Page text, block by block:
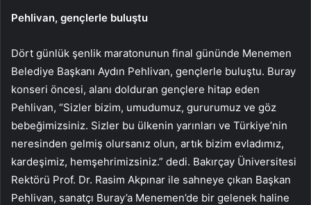
Pehlivan, gençlerle buluştu
Dört günlük şenlik maratonunun final gününde Menemen
Belediye Başkanı Aydın Pehlivan, gençlerle buluştu. Buray
konseri öncesi, alanı dolduran gençlere hitap eden
Pehlivan, “Sizler bizim, umudumuz, gururumuz ve göz
bebeğimizsiniz. Sizler bu ülkenin yarınları ve Türkiye’nin
neresinden gelmiş olursanız olun, artık bizim evladımız,
kardeşimiz, hemşehrimizsiniz.” dedi. Bakırçay Üniversitesi
Rektörü Prof. Dr. Rasim Akpınar ile sahneye çıkan Başkan
Pehlivan, sanatçı Buray’a Menemen’de bir gelenek haline